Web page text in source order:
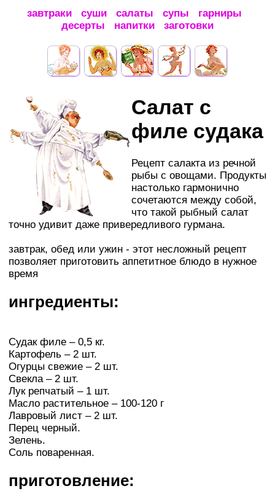
завтраки суши салаты супы
гарниры
десерты
напитки заготовки
Салат с
филе судака
Рецепт салакта из речной
рыбы с овощами. Продукты
настолько гармонично
сочетаются между собой,
что такой рыбный салат
точно удивит даже привередливого гурмана.
завтрак, обед или ужин - этот несложный рецепт
позволяет приготовить аппетитное блюдо в нужное
время
ингредиенты:
Судак филе – 0,5 кг.
Картофель – 2 шт.
Огурцы свежие – 2 шт.
Свекла – 2 шт.
Лук репчатый – 1 шт.
Масло растительное – 100-120 г
Лавровый лист – 2 шт.
Перец черный.
Зелень.
Соль поваренная.
приготовление: